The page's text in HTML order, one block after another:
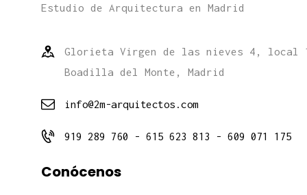
Estudio de Arquitectura en Madrid
Glorieta Virgen de las nieves 4, local
Boadilla del Monte, Madrid
info@2m-arquitectos.com
919 289 760 - 615 623 813 - 609 071 175
Conócenos